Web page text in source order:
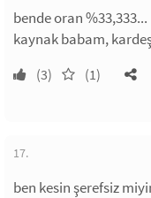
bende oran %33,333...
kaynak babam,
(3) (1)
17.
ben kesin şerefsiz